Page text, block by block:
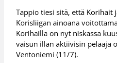
Tappio tiesi sitä, että Korihait
Korisliigan ainoana
Korihailla on nyt niskassa
vaisun illan aktiivisin pelaaja
Ventoniemi (11/7).